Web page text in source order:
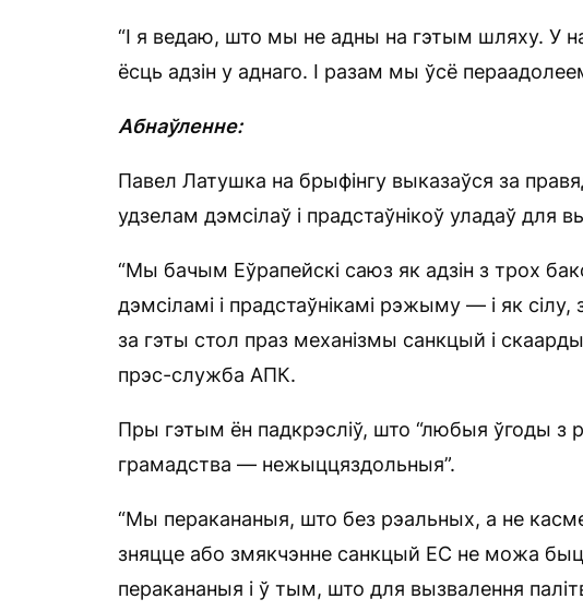
“І я ведаю, што мы не адны на гэтым шляху. У
ёсць адзін у аднаго. І разам мы ўсё
Абнаўленне:
Павел Латушка на брыфінгу выказаўся за
удзелам дэмсілаў і прадстаўнікоў уладаў для
“Мы бачым Еўрапейскі саюз як адзін з трох
дэмсіламі і прадстаўнікамі рэжыму — і як
за гэты стол праз механізмы санкцый і
прэс-служба АПК.
Пры гэтым ён падкрэсліў, што “любыя ўгоды з
грамадства — нежыццяздольныя”.
“Мы перакананыя, што без рэальных, а не
зняцце або змякчэнне санкцый ЕС не можа
перакананыя і ў тым, што для вызвалення